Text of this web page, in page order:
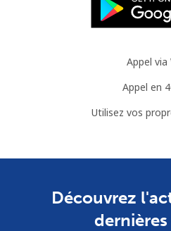
Appel via
Appel en
Utilisez vos
Découvrez